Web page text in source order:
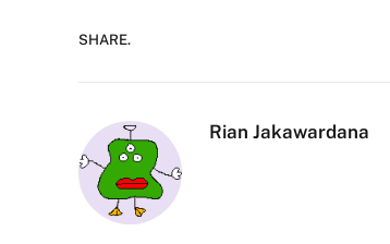
SHARE.
Rian Jakawardana